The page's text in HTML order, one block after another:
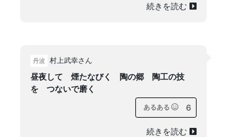
続きを読む
丹波 村上武幸さん
昼夜して 煙たなびく 陶の郷 陶工の技
を つないで磨く
あるある 6
続きを読む